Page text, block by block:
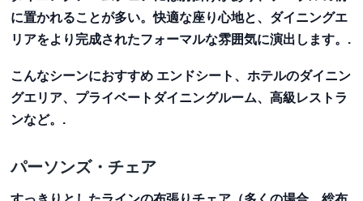
に置かれることが多い。快適な座り心地と、ダイニングエ
リアをより完成されたフォーマルな雰囲気に演出します。.
こんなシーンにおすすめ エンドシート、ホテルのダイニン
グエリア、プライベートダイニングルーム、高級レストラ
ンなど。.
パーソンズ・チェア